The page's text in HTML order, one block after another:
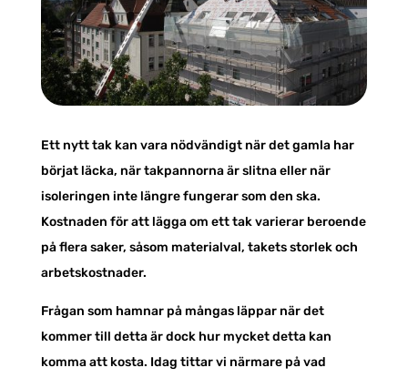
Ett nytt tak kan vara nödvändigt när det gamla har
börjat läcka, när takpannorna är slitna eller när
isoleringen inte längre fungerar som den ska.
Kostnaden för att lägga om ett tak varierar beroende
på flera saker, såsom materialval, takets storlek och
arbetskostnader.
Frågan som hamnar på mångas läppar när det
kommer till detta är dock hur mycket detta kan
komma att kosta. Idag tittar vi närmare på vad